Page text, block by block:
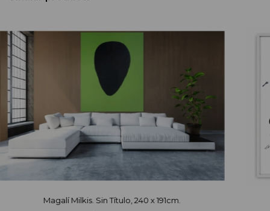
Magalí Milkis. Sin Título, 240 x 191cm.